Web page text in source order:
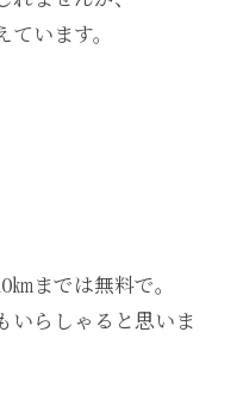
います。
までは無料で。
いらしゃると思いま